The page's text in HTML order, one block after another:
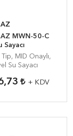
MWN-50-C
Sayacı
MID Onaylı,
Su Sayacı
+ KDV